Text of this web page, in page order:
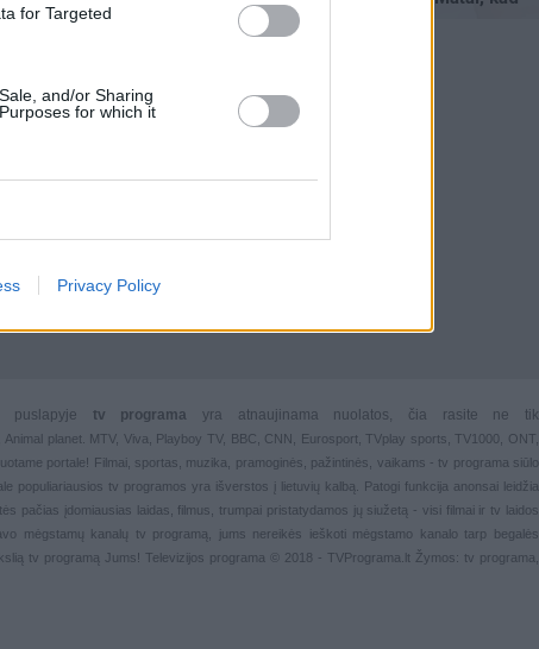
for Targeted
and/or Sharing
for which it
Privacy Policy
puslapyje tv programa
yra atnaujinama nuolatos, čia rasite ne tik
planet. MTV, Viva, Playboy TV, BBC, CNN, Eurosport, TVplay sports , TV1000, ONT,
portale! Filmai, sportas muzika pramoginės pažintinės vaikams - tv programa siūlo
populiariausios tv programos yra išverstos į lietuvių kalbą. Patogi funkcija anonsai leidžia
pačias įdomiausias laidas, filmus, trumpai pristatydamos jų siužetą - visi filmai ir tv laidos
mėgstamų kanalų
tv programą, jums nereikės ieškoti mėgstamo kanalo tarp begalės
tv programą Jums! Televizijos programa © 2018 - TVPrograma.lt Žymos: tv programa,